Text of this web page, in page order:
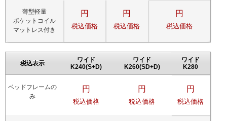
薄型軽量
ポケットコイル
マットレス付き
円
税込価格
円
税込価格
円
税込価格
税込表示
ワイド
K240(S+D)
ワイド
K260(SD+D)
ワイド
K280
ベッドフレームの
み
円
税込価格
円
税込価格
円
税込価格